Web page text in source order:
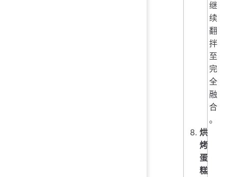
继
续
翻
拌
至
完
全
融
合
。
烘
烤
蛋
糕